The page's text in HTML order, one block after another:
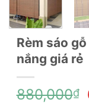
Rèm sáo
nắng giá rẻ
880,000₫